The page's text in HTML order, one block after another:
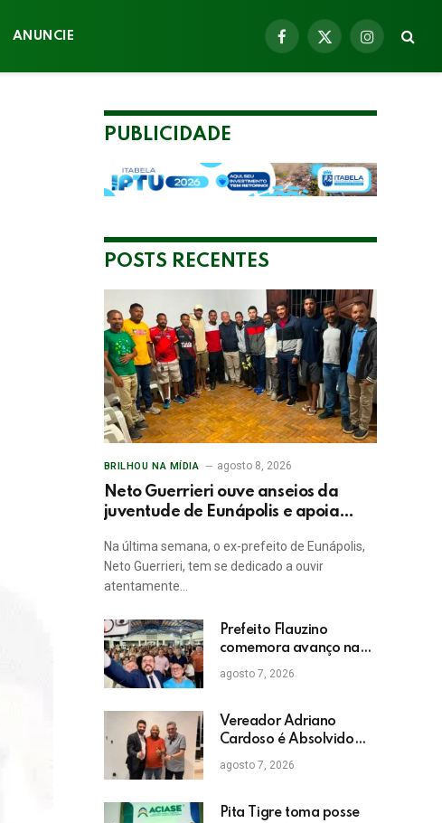
ANUNCIE
Facebook
X
Instagram
PUBLICIDADE
POSTS RECENTES
BRILHOU NA MÍDIA agosto 8, 2026
Neto Guerrieri ouve anseios da
juventude de Eunápolis e apoia
Na última semana, o ex-prefeito de Eunápolis,
Neto Guerrieri, tem se dedicado a ouvir
atentamente…
Prefeito Flauzino
comemora avanço na
educação com
crescimento das notas
de Itabela
agosto 7, 2026
Vereador Adriano
Cardoso é Absolvido
em Julgamento por
Crime Eleitoral no TRE
agosto 7, 2026
Pita Tigre toma posse